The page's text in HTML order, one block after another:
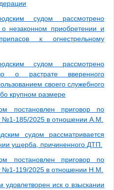
судом рассмотрено
незаконном приобретении и
к огнестрельному
судом рассмотрено
о растрате вверенного
своего служебного
крупном размере
постановлен приговор по
№1-185/2025 в отношении А.М.
судом рассматривается
ущерба, причиненного ДТП.
постановлен приговор по
№1-119/2025 в отношении Н.М.
удовлетворен иск о взыскании